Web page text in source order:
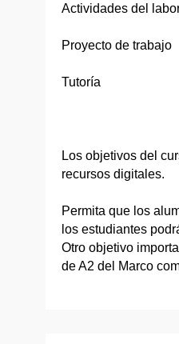
Actividades del
Proyecto de trabajo
Tutoría
Los objetivos del
recursos digitales.
Permita que los
los estudiantes
Otro objetivo
de A2 del Marco